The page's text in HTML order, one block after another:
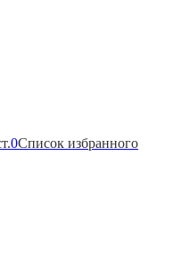
0Список избранного